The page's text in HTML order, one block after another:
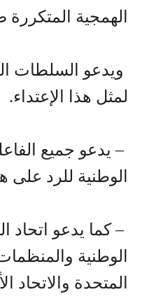
الهمجية المتكررة
ويدعو السلطات
لمثل هذا الإعتداء.
– يدعو جميع
الوطنية للرد على
– كما يدعو اتحاد
الوطنية
المتحدة والاتحاد